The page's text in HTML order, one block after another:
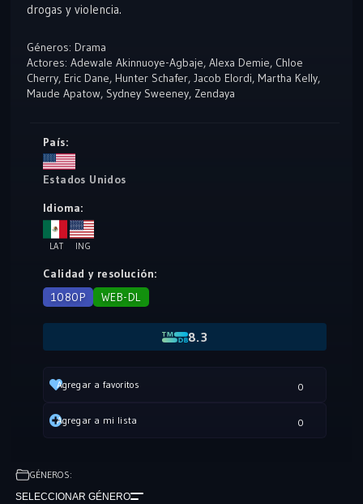
drogas y violencia.
Géneros: Drama
Actores: Adewale Akinnuoye-Agbaje, Alexa Demie, Chloe
Cherry, Eric Dane, Hunter Schafer, Jacob Elordi, Martha Kelly,
Maude Apatow, Sydney Sweeney, Zendaya
País:
Estados Unidos
Idioma:
LAT ING
Calidad y resolución:
1080P
WEB-DL
8.3
0
Agregar a favoritos
0
Agregar a mi lista
GÉNEROS:
SELECCIONAR GÉNERO